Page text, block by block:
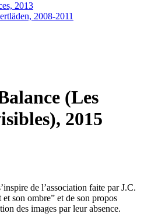
2013
2008-2011
(Les
2015
de l’association faite par J.C.
son ombre” et de son propos
des images par leur absence.